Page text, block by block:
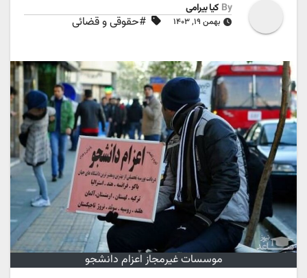
By کیا بیرامی
بهمن ۱۹, ۱۴۰۳ #حقوقی و قضائی
موسسات غیرمجاز اعزام دانشجو